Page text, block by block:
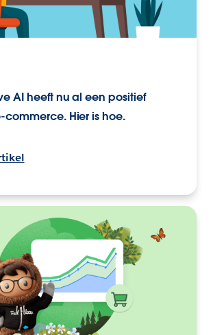
AI heeft nu al een positief
commerce. Hier is hoe.